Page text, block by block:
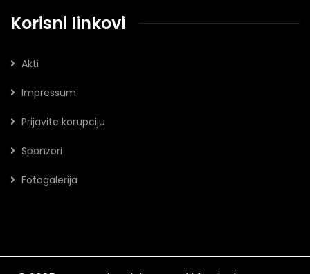
Korisni linkovi
Akti
Impressum
Prijavite korupciju
Sponzori
Fotogalerija